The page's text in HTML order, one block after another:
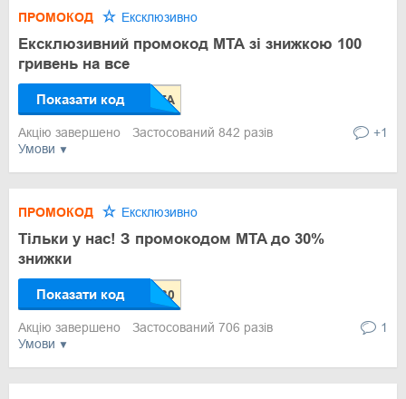
Умови
ПРОМОКОД Ексклюзивно
Ексклюзивний промокод МТА зі знижкою 100
гривень на все
Показати код
Акцію завершено Застосований 842 разів +1
Умови
ПРОМОКОД Ексклюзивно
Тільки у нас! З промокодом MTA до 30%
знижки
Показати код
Акцію завершено Застосований 706 разів 1